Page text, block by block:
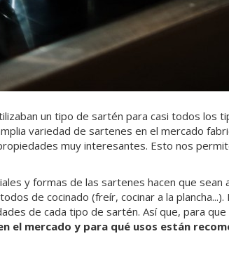
un tipo de sartén para casi todos los
variedad de sartenes en el mercado
muy interesantes. Esto nos
y formas de las sartenes hacen que
de cocinado (freír, cocinar a la
de cada tipo de sartén. Así que, para
el mercado y para qué usos están